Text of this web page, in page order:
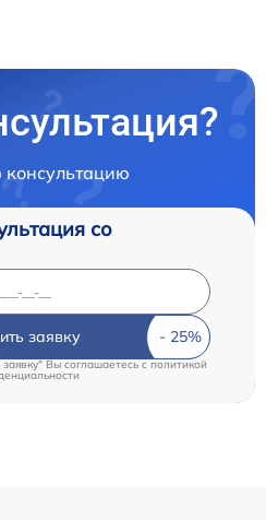
со
заявку
Вы соглашаетесь c политикой